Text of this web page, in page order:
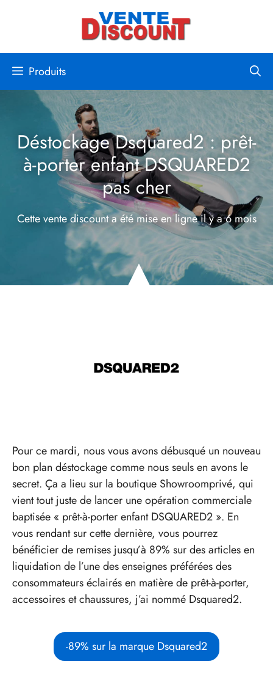
Produits
Déstockage Dsquared2 : prêt-
à-porter enfant DSQUARED2
pas cher
Cette vente discount a été mise en ligneil y a 6 mois
Pour ce mardi, nous vous avons débusqué un nouveau
bon plan déstockage comme nous seuls en avons le
secret. Ça a lieu sur la boutique Showroomprivé, qui
vient tout juste de lancer une opération commerciale
baptisée « prêt-à-porter enfant DSQUARED2 ». En
vous rendant sur cette dernière, vous pourrez
bénéficier de remises jusqu’à 89% sur des articles en
liquidation de l’une des enseignes préférées des
consommateurs éclairés en matière de prêt-à-porter,
accessoires et chaussures, j’ai nommé Dsquared2.
-89% sur la marque Dsquared2